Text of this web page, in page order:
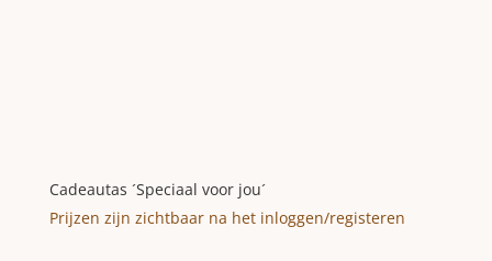
Cadeautas ´Speciaal voor jou´
Prijzen zijn zichtbaar na het inloggen/registeren